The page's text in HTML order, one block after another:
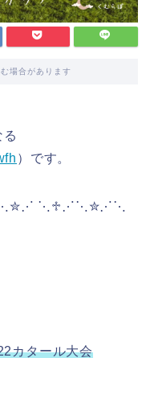
場合があります
）です。
⋱♱⋰⋱✮⋰⋱
カタール大会